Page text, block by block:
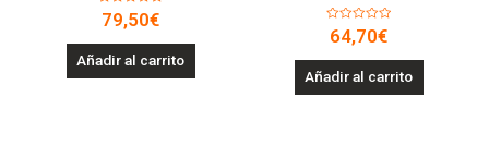
Valorado
en
de
5
79,50€
Añadir al carrito
Valorado
en
de
5
64,70€
Añadir al carrito